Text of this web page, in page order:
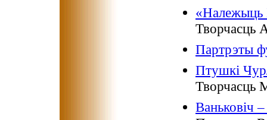
«Належыць
Творчасць
Партрэты
Птушкі
Творчасць
Ваньковіч